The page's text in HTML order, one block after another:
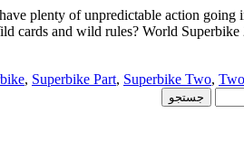
plenty of unpredictable action
and wild rules? World Superbike
, Superbike Part, Superbike Two,